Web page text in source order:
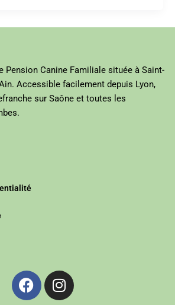
Pension Canine Familiale située à Saint-
Accessible facilement depuis Lyon,
sur Saône et toutes les